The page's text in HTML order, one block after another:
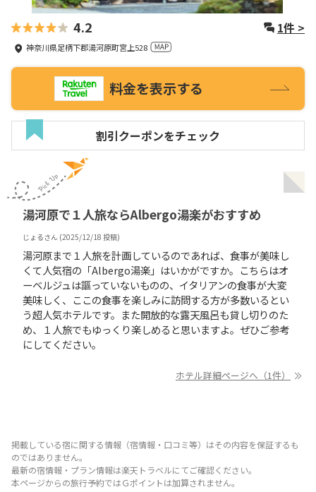
4.2 1件 >
神奈川県足柄下郡湯河原町宮上528
料金を表示する
割引クーポンをチェック
湯河原で１人旅ならAlbergo湯楽がおすすめ
じょるさん (2025/12/18 投稿)
湯河原まで１人旅を計画しているのであれば、食事が美味し
くて人気宿の「Albergo湯楽」はいかがですか。こちらはオ
ーベルジュは謳っていないものの、イタリアンの食事が大変
美味しく、ここの食事を楽しみに訪問する方が多数いるとい
う超人気ホテルです。また開放的な露天風呂も貸し切りのた
め、１人旅でもゆっくり楽しめると思いますよ。ぜひご参考
にしてください。
ホテル詳細ページへ（1件）
掲載している宿に関する情報（宿情報・口コミ等）はその内容を保証するも
のではありません。
最新の宿情報・プラン情報は楽天トラベルにてご確認ください。
本ページからの旅行予約ではＧポイントは加算されません。